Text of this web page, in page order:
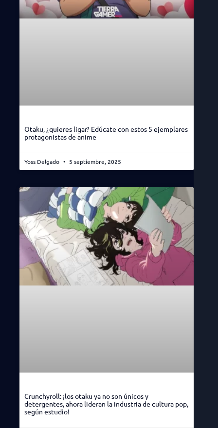
Otaku, ¿quieres ligar? Edúcate con estos 5 ejemplares
protagonistas de anime
Yoss Delgado 5 septiembre, 2025
Crunchyroll: ¡los otaku ya no son únicos y
detergentes, ahora lideran la industria de cultura pop,
según estudio!